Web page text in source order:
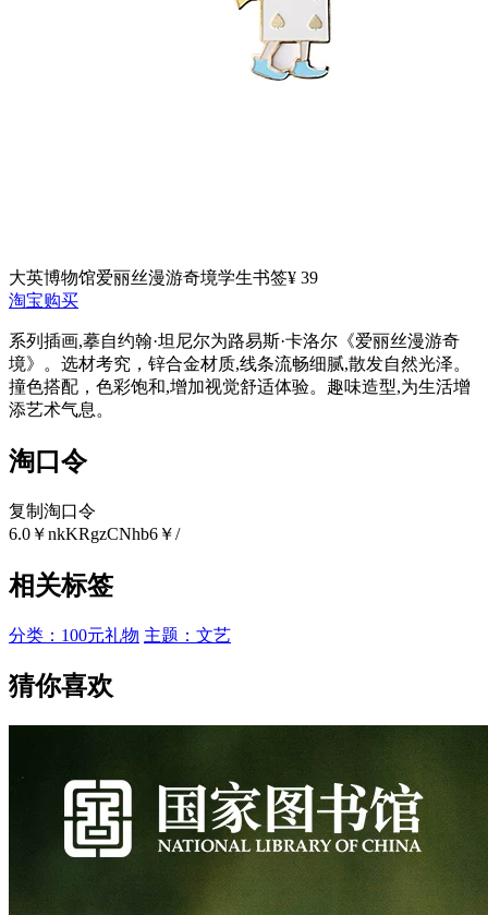
大英博物馆爱丽丝漫游奇境学生书签¥ 39
淘宝购买
系列插画,摹自约翰·坦尼尔为路易斯·卡洛尔《爱丽丝漫游奇
境》。选材考究，锌合金材质,线条流畅细腻,散发自然光泽。
撞色搭配，色彩饱和,增加视觉舒适体验。趣味造型,为生活增
添艺术气息。
淘口令
复制淘口令
6.0￥nkKRgzCNhb6￥/
相关标签
分类：100元礼物 主题：文艺
猜你喜欢